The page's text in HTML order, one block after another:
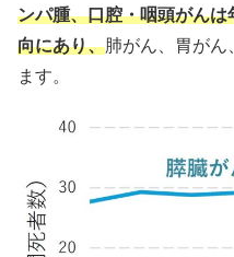
ンパ腫、口腔・咽頭がん
向にあり、肺がん、胃が
ます。